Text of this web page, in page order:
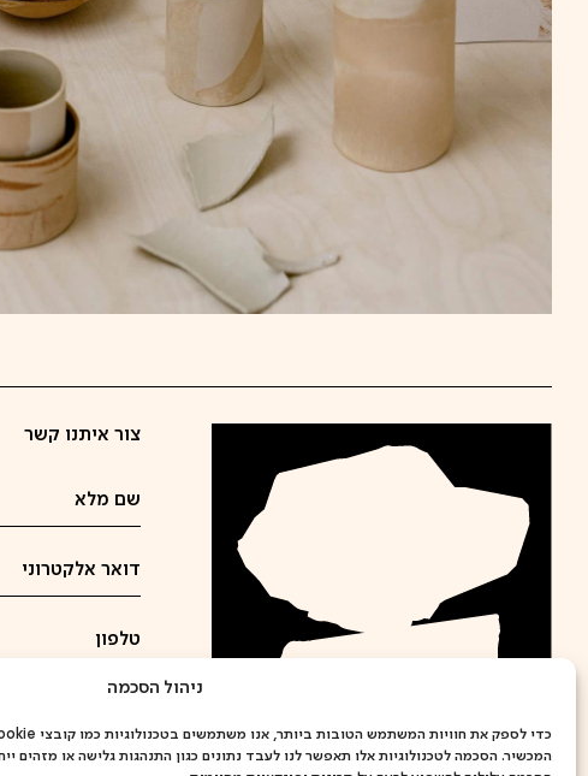
ניהול הסכמה
המכשיר. הסכמה לטכנולוגיות אלו תאפשר לנו לעבד נתונים כגון התנהגות גלישה או מזהים
צור איתנו קשר